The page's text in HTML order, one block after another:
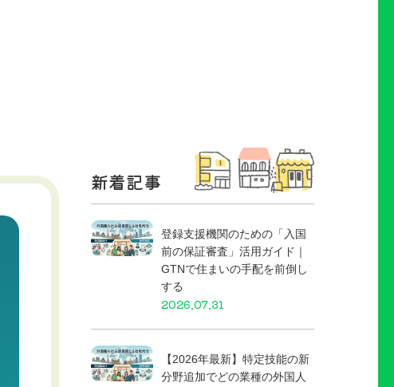
新着記事
登録支援機関のための「入国
前の保証審査」活用ガイド｜
GTNで住まいの手配を前倒し
する
2026.07.31
【2026年最新】特定技能の新
分野追加でどの業種の外国人